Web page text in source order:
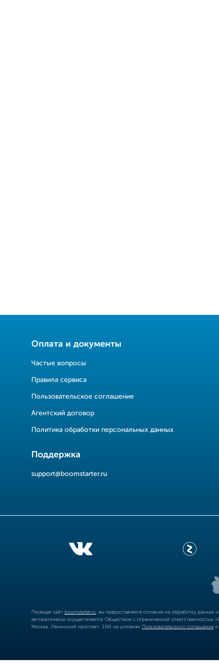
Оплата и документы
Частые вопросы
Правила сервиса
Пользовательское соглашение
Агентский договор
Политика обработки персональных данных
Поддержка
support@boomstarter.ru
Посещая сайт boomstarter.ru , вы предоставляете согласие на обработку
автоматически осуществляется Обществом с ограниченной
Москва, Ленинский проспект, 15А) на условиях Пользовательского соглашения и